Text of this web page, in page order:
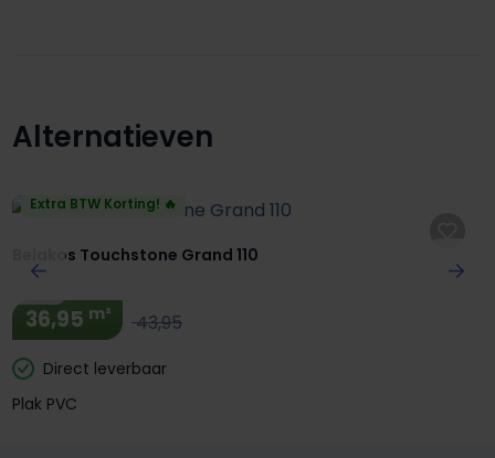
Productgalerij overslaan
Alternatieven
Extra BTW Korting! 🔥
Belakos Touchstone Grand 110
36,95 m² 43,95
Direct leverbaar
Plak PVC